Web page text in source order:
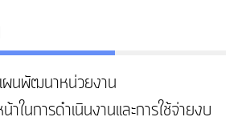
นพัฒนาหน่วยงาน
าในการดําเนินงานและการใช้จ่ายงบ